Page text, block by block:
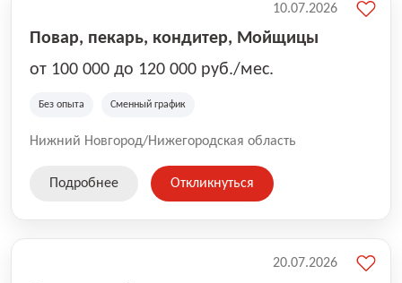
Повар, пекарь, кондитер, Мойщицы
от 100 000 до 120 000 руб./мес.
Без опыта Сменный график
Нижний Новгород/Нижегородская область
10.07.2026
Подробнее Откликнуться
20.07.2026